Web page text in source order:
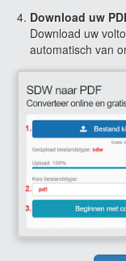
Download uw
Download uw
automatisch van